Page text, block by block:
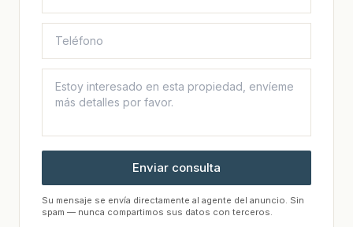
Enviar consulta
Su mensaje se envía directamente al agente del anuncio. Sin
spam — nunca compartimos sus datos con terceros.